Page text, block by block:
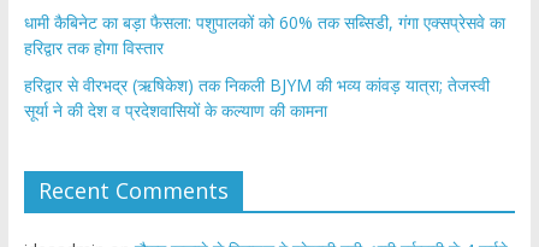
​धामी कैबिनेट का बड़ा फैसला: पशुपालकों को 60% तक सब्सिडी, गंगा एक्सप्रेसवे का
हरिद्वार तक होगा विस्तार
​हरिद्वार से वीरभद्र (ऋषिकेश) तक निकली BJYM की भव्य कांवड़ यात्रा; तेजस्वी
सूर्या ने की देश व प्रदेशवासियों के कल्याण की कामना
Recent Comments